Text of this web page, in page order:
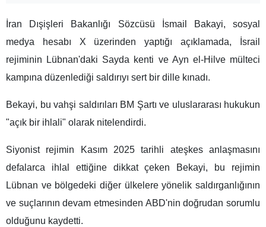
İran Dışişleri Bakanlığı Sözcüsü İsmail Bakayi, sosyal
medya hesabı X üzerinden yaptığı açıklamada, İsrail
rejiminin Lübnan'daki Sayda kenti ve Ayn el-Hilve mülteci
kampına düzenlediği saldırıyı sert bir dille kınadı.
Bekayi, bu vahşi saldırıları BM Şartı ve uluslararası hukukun
"açık bir ihlali" olarak nitelendirdi.
Siyonist rejimin Kasım 2025 tarihli ateşkes anlaşmasını
defalarca ihlal ettiğine dikkat çeken Bekayi, bu rejimin
Lübnan ve bölgedeki diğer ülkelere yönelik saldırganlığının
ve suçlarının devam etmesinden ABD'nin doğrudan sorumlu
olduğunu kaydetti.